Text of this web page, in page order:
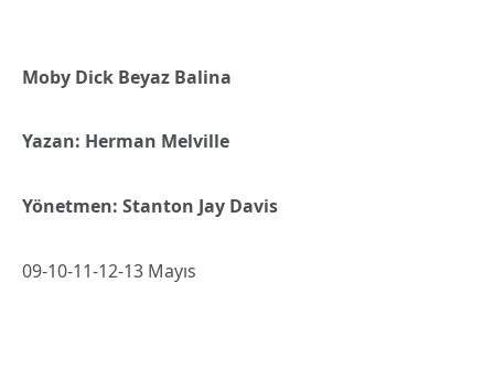
Moby Dick Beyaz Balina
Yazan: Herman Melville
Yönetmen: Stanton Jay Davis
09-10-11-12-13 Mayıs